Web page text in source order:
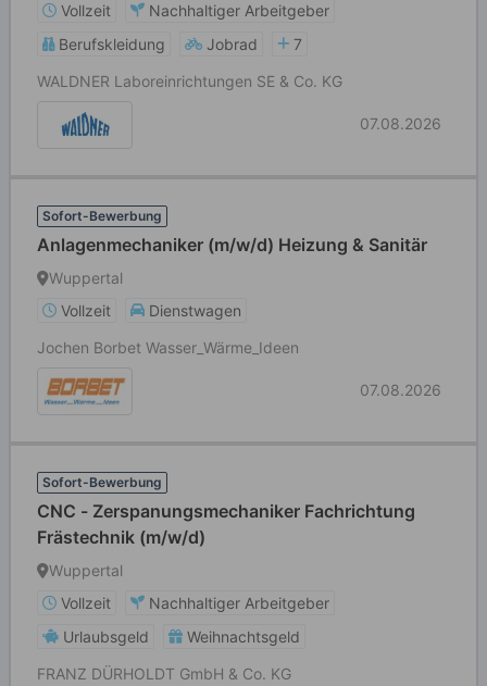
Vollzeit
Nachhaltiger Arbeitgeber
Berufskleidung
Jobrad
7
WALDNER Laboreinrichtungen SE & Co. KG
07.08.2026
Sofort-Bewerbung
Anlagenmechaniker (m/w/d) Heizung & Sanitär
Wuppertal
Vollzeit
Dienstwagen
Jochen Borbet Wasser_Wärme_Ideen
07.08.2026
Sofort-Bewerbung
CNC - Zerspanungsmechaniker Fachrichtung
Frästechnik (m/w/d)
Wuppertal
Vollzeit
Nachhaltiger Arbeitgeber
Urlaubsgeld
Weihnachtsgeld
FRANZ DÜRHOLDT GmbH & Co. KG